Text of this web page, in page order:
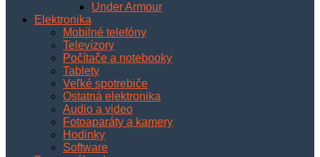
Under Armour
Elektronika
Mobilné telefóny
Televízory
Počítače a notebooky
Tablety
Veľké spotrebiče
Ostatná elektronika
Audio a video
Fotoaparáty a kamery
Hodinky
Software